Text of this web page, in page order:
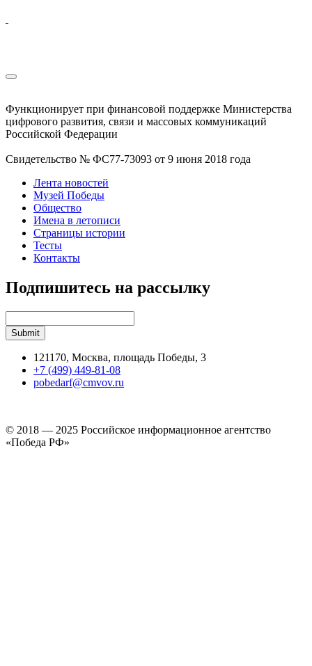
Функционирует при финансовой поддержке Министерства
цифрового развития, связи и массовых коммуникаций
Российской Федерации
Свидетельство № ФС77-73093 от 9 июня 2018 года
Лента новостей
Музей Победы
Общество
Имена в летописи
Страницы истории
Тесты
Контакты
Подпишитесь на рассылку
121170, Москва, площадь Победы, 3
+7 (499) 449-81-08
pobedarf@cmvov.ru
© 2018 — 2025 Российское информационное агентство
«Победа РФ»